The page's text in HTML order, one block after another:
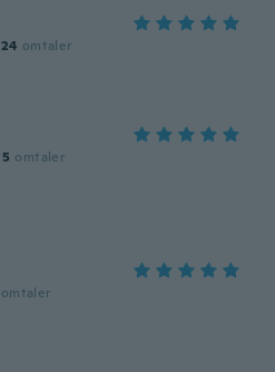
24 omtaler
5 omtaler
omtaler